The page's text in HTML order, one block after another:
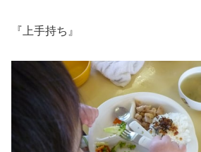
『上手持ち』